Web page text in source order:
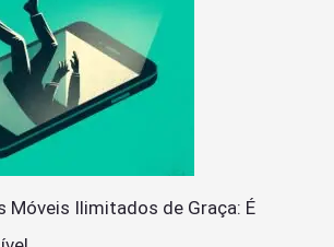
Móveis Ilimitados de Graça: É